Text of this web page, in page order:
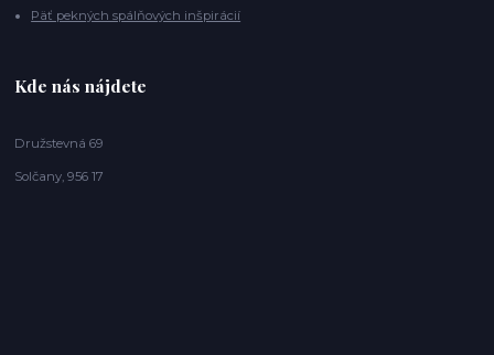
Päť pekných spálňových inšpirácií
Kde nás nájdete
Družstevná 69
Solčany, 956 17